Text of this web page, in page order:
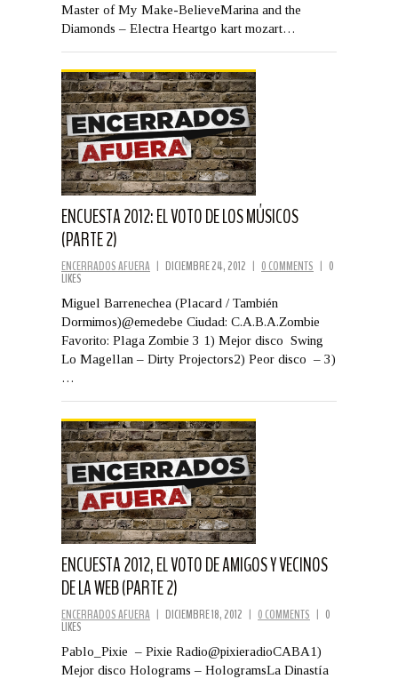
Master of My Make-BelieveMarina and the
Diamonds – Electra Heartgo kart mozart…
ENCUESTA 2012: EL VOTO DE LOS MÚSICOS
(PARTE 2)
ENCERRADOS AFUERA | DICIEMBRE 24, 2012 | 0 COMMENTS | 0
LIKES
Miguel Barrenechea (Placard / También
Dormimos)@emedebe Ciudad: C.A.B.A.Zombie
Favorito: Plaga Zombie 3 1) Mejor disco Swing
Lo Magellan – Dirty Projectors2) Peor disco – 3)
…
ENCUESTA 2012, EL VOTO DE AMIGOS Y VECINOS
DE LA WEB (PARTE 2)
ENCERRADOS AFUERA | DICIEMBRE 18, 2012 | 0 COMMENTS | 0
LIKES
Pablo_Pixie – Pixie Radio@pixieradioCABA1)
Mejor disco Holograms – HologramsLa Dinastía